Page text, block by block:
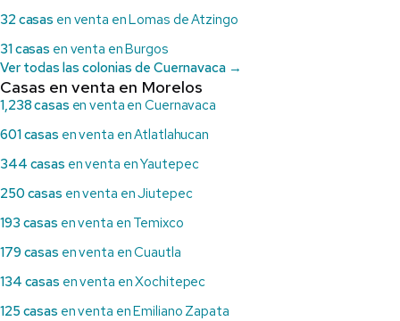
32 casas en venta en Lomas de Atzingo
31 casas en venta en Burgos
Ver todas las colonias de Cuernavaca →
Casas en venta en Morelos
1,238 casas en venta en Cuernavaca
601 casas en venta en Atlatlahucan
344 casas en venta en Yautepec
250 casas en venta en Jiutepec
193 casas en venta en Temixco
179 casas en venta en Cuautla
134 casas en venta en Xochitepec
125 casas en venta en Emiliano Zapata